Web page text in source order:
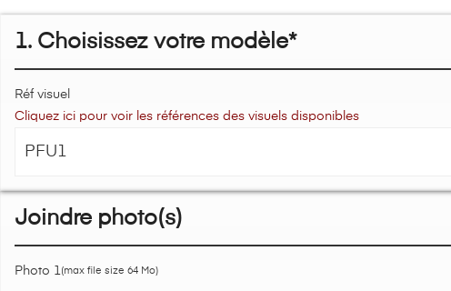
1. Choisissez votre modèle*
Réf visuel
Cliquez ici pour voir les références des visuels disponibles
Joindre photo(s)
Photo 1(max file size 64 Mo)